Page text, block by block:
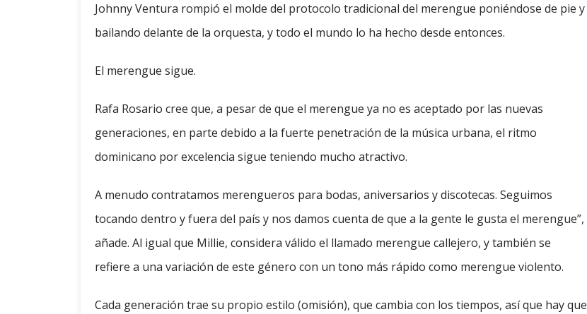
Johnny Ventura rompió el molde del protocolo tradicional del merengue poniéndose de pie y
bailando delante de la orquesta, y todo el mundo lo ha hecho desde entonces.
El merengue sigue.
Rafa Rosario cree que, a pesar de que el merengue ya no es aceptado por las nuevas
generaciones, en parte debido a la fuerte penetración de la música urbana, el ritmo
dominicano por excelencia sigue teniendo mucho atractivo.
A menudo contratamos merengueros para bodas, aniversarios y discotecas. Seguimos
tocando dentro y fuera del país y nos damos cuenta de que a la gente le gusta el merengue”,
añade. Al igual que Millie, considera válido el llamado merengue callejero, y también se
refiere a una variación de este género con un tono más rápido como merengue violento.
Cada generación trae su propio estilo (omisión), que cambia con los tiempos, así que hay que